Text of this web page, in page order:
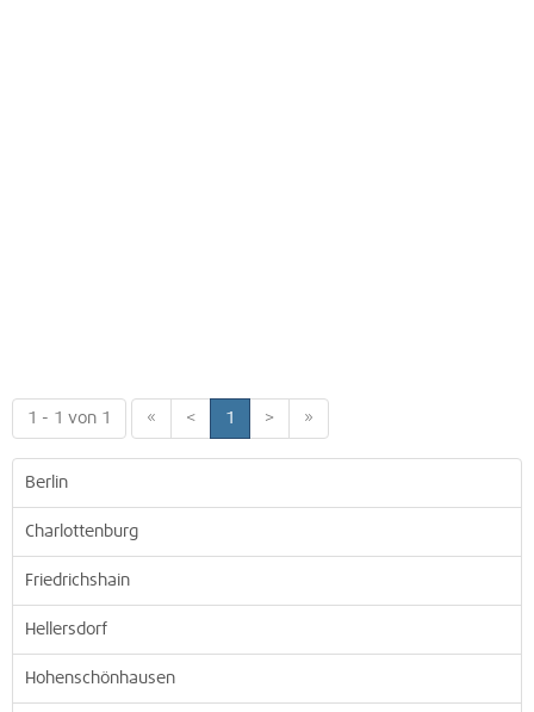
1 - 1 von 1 « < 1 > »
Berlin
Charlottenburg
Friedrichshain
Hellersdorf
Hohenschönhausen